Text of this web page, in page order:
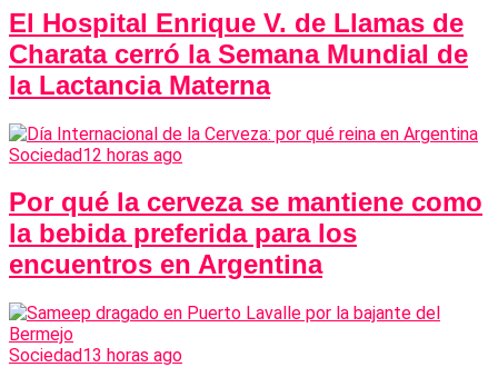
El Hospital Enrique V. de Llamas de
Charata cerró la Semana Mundial de
la Lactancia Materna
Sociedad12 horas ago
Por qué la cerveza se mantiene como
la bebida preferida para los
encuentros en Argentina
Sociedad13 horas ago